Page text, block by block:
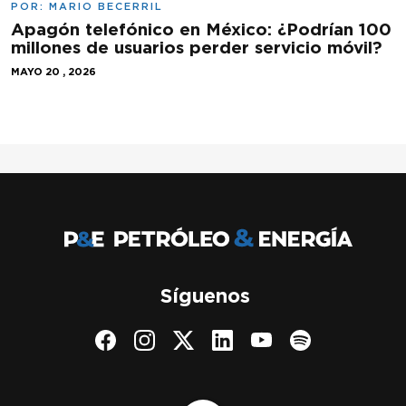
POR: MARIO BECERRIL
Apagón telefónico en México: ¿Podrían 100
millones de usuarios perder servicio móvil?
MAYO 20 , 2026
Síguenos